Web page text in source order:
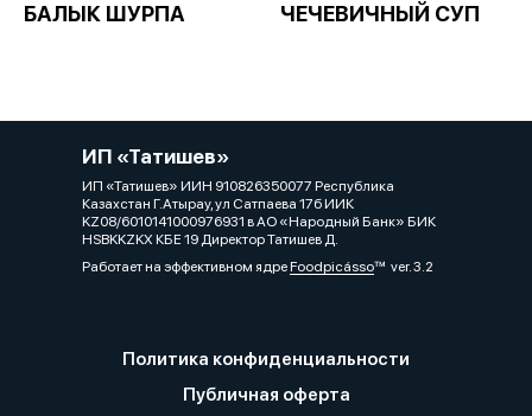
БАЛЫК ШУРПА ЧЕЧЕВИЧНЫЙ СУП
ИП «Татишев»
ИП «Татишев» ИИН 910826350077 Республика
Казахстан Г.Атырау, ул Сатпаева 17б ИИК
KZ08/6010141000976931 в АО «Народный Банк» БИК
HSBKKZKX КБЕ 19 Директор Татишев Д.
Работает на эффективном ядреFoodpicássover. 3.2
Политика конфиденциальности
Публичная оферта